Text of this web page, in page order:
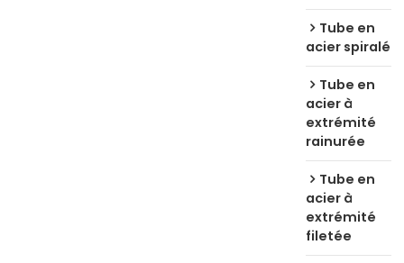
Tube en
acier spiralé
Tube en
acier à
extrémité
rainurée
Tube en
acier à
extrémité
filetée